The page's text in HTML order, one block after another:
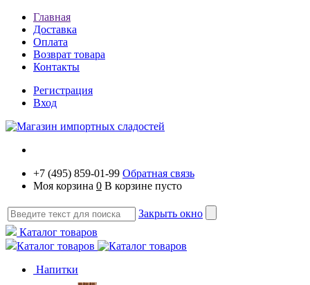
Главная
Доставка
Оплата
Возврат товара
Контакты
Регистрация
Вход
+7 (495) 859-01-99 Обратная связь
Моя корзина 0 В корзине пусто
Закрыть окно
Каталог товаров
Каталог товаров
Напитки